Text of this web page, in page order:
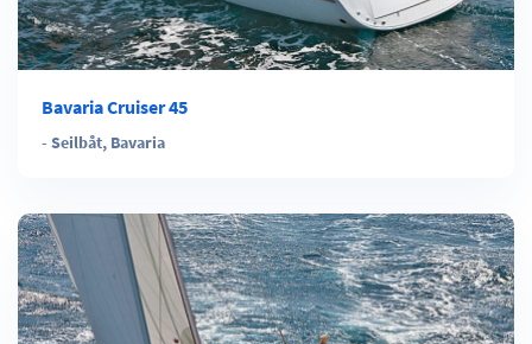
Bavaria Cruiser 45
- Seilbåt, Bavaria